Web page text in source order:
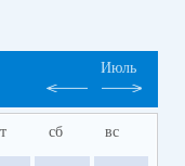
Июль
сб вс